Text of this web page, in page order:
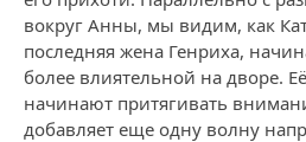
вокруг Анны, мы видим, как
последняя жена Генриха,
более влиятельной на дворе.
начинают притягивать
добавляет еще одну волну